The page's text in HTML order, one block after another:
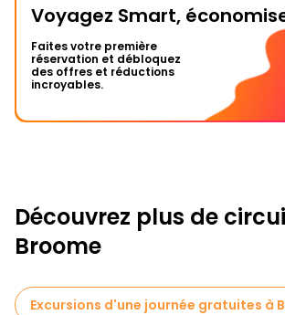
Voyagez Smart,
Faites votre première
réservation et débloquez
des offres et réductions
incroyables.
Découvrez plus de
Broome
Excursions d'une journée gratuites à